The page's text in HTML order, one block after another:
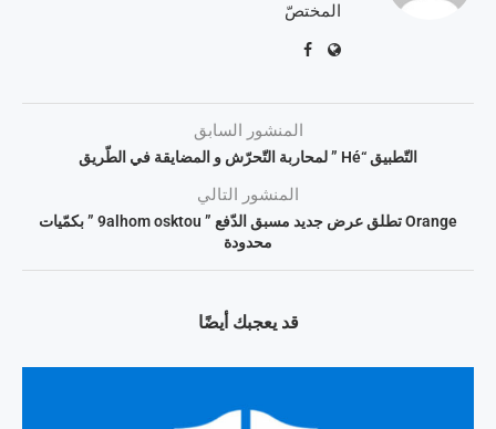
المختصّ
المنشور السابق
التّطبيق “Hé ” لمحاربة التّحرّش و المضايقة في الطّريق
المنشور التالي
Orange تطلق عرض جديد مسبق الدّفع ” 9alhom osktou ” بكمّيات
محدودة
قد يعجبك أيضًا